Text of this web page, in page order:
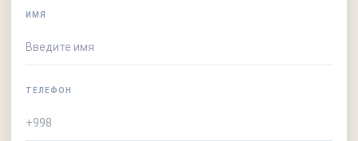
ИМЯ
ТЕЛЕФОН